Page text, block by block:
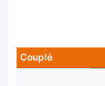
Couplé